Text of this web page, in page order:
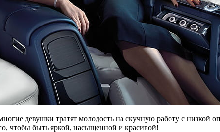
девушки тратят молодость на скучную работу с низкой
чтобы быть яркой, насыщенной и красивой!